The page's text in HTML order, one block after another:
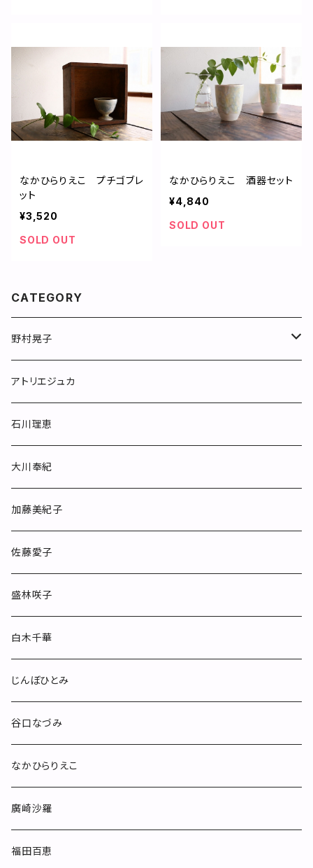
なかひらりえこ プチゴブレ
ット
¥3,520
SOLD OUT
なかひらりえこ 酒器セット
¥4,840
SOLD OUT
CATEGORY
野村晃子
マグカップ
めしわん
フリーカップ
カップ&ソーサー
ポット
お皿
酒器
小物
others
アトリエジュカ
石川理恵
大川奉紀
加藤美紀子
佐藤愛子
盛林咲子
白木千華
じんぼひとみ
谷口なづみ
なかひらりえこ
廣崎沙羅
福田百恵